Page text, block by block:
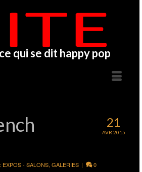
qui se dit happy pop
21
AVR 2015
EXPOS - SALONS, GALERIES | 0